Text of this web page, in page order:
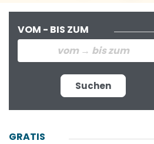
VOM - BIS ZUM
Suchen
GRATIS